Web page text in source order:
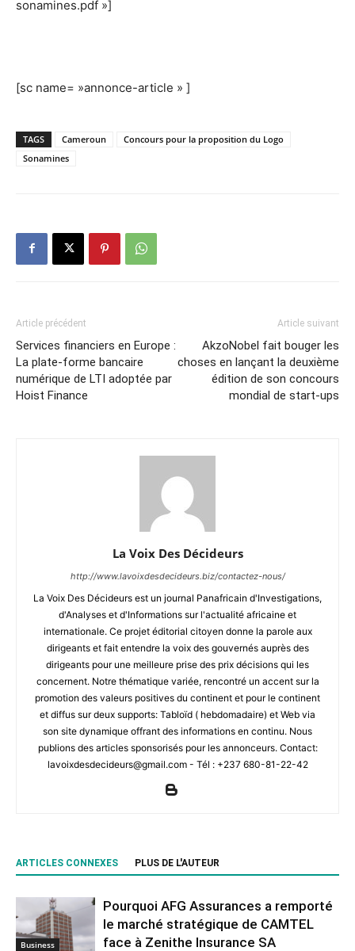
sonamines.pdf »]
[sc name= »annonce-article » ]
TAGS Cameroun
Concours pour la proposition du Logo
Sonamines
Article précédent
Services financiers en Europe :
La plate-forme bancaire
numérique de LTI adoptée par
Hoist Finance
Article suivant
AkzoNobel fait bouger les
choses en lançant la deuxième
édition de son concours
mondial de start-ups
La Voix Des Décideurs
http://www.lavoixdesdecideurs.biz/contactez-nous/
La Voix Des Décideurs est un journal Panafricain d'Investigations,
d'Analyses et d'Informations sur l'actualité africaine et
internationale. Ce projet éditorial citoyen donne la parole aux
dirigeants et fait entendre la voix des gouvernés auprès des
dirigeants pour une meilleure prise des prix décisions qui les
concernent. Notre thématique variée, rencontré un accent sur la
promotion des valeurs positives du continent et pour le continent
et diffus sur deux supports: Tabloïd ( hebdomadaire) et Web via
son site dynamique offrant des informations en continu. Nous
publions des articles sponsorisés pour les annonceurs. Contact:
lavoixdesdecideurs@gmail.com - Tél : +237 680-81-22-42
ARTICLES CONNEXES PLUS DE L'AUTEUR
Business
Pourquoi AFG Assurances a remporté
le marché stratégique de CAMTEL
face à Zenithe Insurance SA